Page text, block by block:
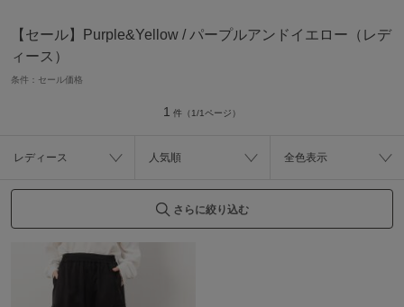
【セール】Purple&Yellow / パープルアンドイエロー（レデ
ィース）
条件： セール価格
1 件（1/1ページ）
レディース 人気順 全色表示
さらに絞り込む